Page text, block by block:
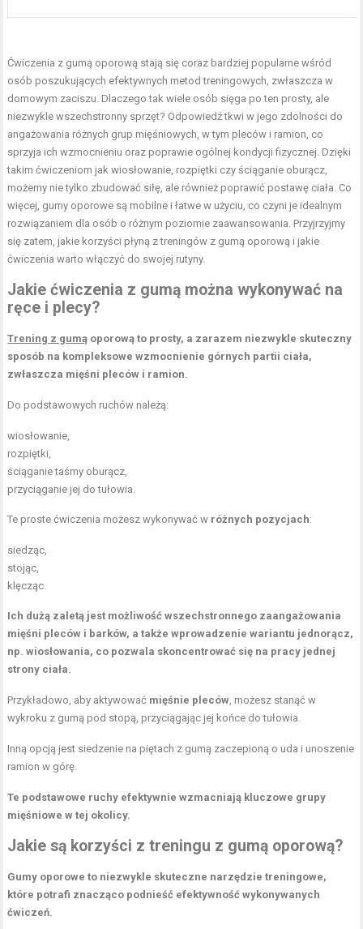
Ćwiczenia z gumą oporową stają się coraz bardziej popularne wśród
osób poszukujących efektywnych metod treningowych, zwłaszcza w
domowym zaciszu. Dlaczego tak wiele osób sięga po ten prosty, ale
niezwykle wszechstronny sprzęt? Odpowiedź tkwi w jego zdolności do
angażowania różnych grup mięśniowych, w tym pleców i ramion, co
sprzyja ich wzmocnieniu oraz poprawie ogólnej kondycji fizycznej. Dzięki
takim ćwiczeniom jak wiosłowanie, rozpiętki czy ściąganie oburącz,
możemy nie tylko zbudować siłę, ale również poprawić postawę ciała. Co
więcej, gumy oporowe są mobilne i łatwe w użyciu, co czyni je idealnym
rozwiązaniem dla osób o różnym poziomie zaawansowania. Przyjrzyjmy
się zatem, jakie korzyści płyną z treningów z gumą oporową i jakie
ćwiczenia warto włączyć do swojej rutyny.
Jakie ćwiczenia z gumą można wykonywać na
ręce i plecy?
Trening z gumą oporową to prosty, a zarazem niezwykle skuteczny
sposób na kompleksowe wzmocnienie górnych partii ciała,
zwłaszcza mięśni pleców i ramion.
Do podstawowych ruchów należą:
wiosłowanie,
rozpiętki,
ściąganie taśmy oburącz,
przyciąganie jej do tułowia.
Te proste ćwiczenia możesz wykonywać w różnych pozycjach:
siedząc,
stojąc,
klęcząc.
Ich dużą zaletą jest możliwość wszechstronnego zaangażowania
mięśni pleców i barków, a także wprowadzenie wariantu jednorącz,
np. wiosłowania, co pozwala skoncentrować się na pracy jednej
strony ciała.
Przykładowo, aby aktywować mięśnie pleców, możesz stanąć w
wykroku z gumą pod stopą, przyciągając jej końce do tułowia.
Inną opcją jest siedzenie na piętach z gumą zaczepioną o uda i unoszenie
ramion w górę.
Te podstawowe ruchy efektywnie wzmacniają kluczowe grupy
mięśniowe w tej okolicy.
Jakie są korzyści z treningu z gumą oporową?
Gumy oporowe to niezwykle skuteczne narzędzie treningowe,
które potrafi znacząco podnieść efektywność wykonywanych
ćwiczeń.